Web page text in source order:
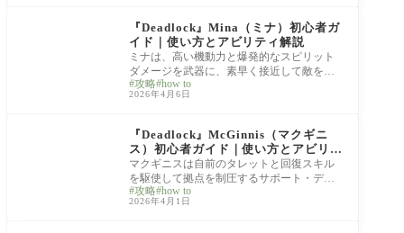
『Deadlock』Mina（ミナ）初心者ガ
イド｜使い方とアビリティ解説
ミナは、高い機動力と爆発的なスピリット
ダメージを武器に、素早く接近して敵を翻
弄するガラスキャノン型のヒーローです。
主要
攻略 how to
2026年4月6日
『Deadlock』McGinnis（マクギニ
ス）初心者ガイド｜使い方とアビリテ
ィ解説
マクギニスは自前のタレットと回復スキル
を駆使して拠点を制圧するサポート・ディ
スラプション型のヒーローです。 ミニタレ
ット
攻略 how to
2026年4月1日